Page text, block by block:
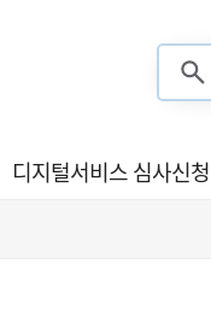
디지털서비스 심사신청